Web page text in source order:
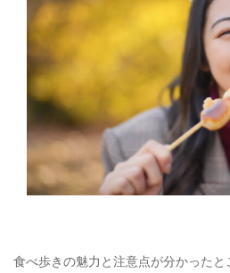
食べ歩きの魅力と注意点が分かった